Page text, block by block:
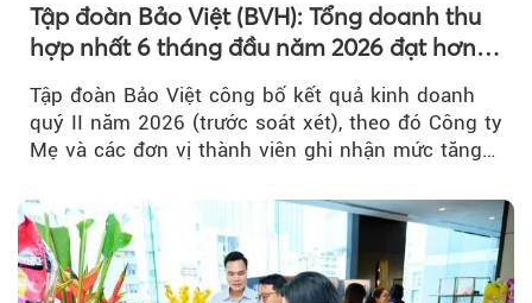
Tập đoàn Bảo Việt (BVH): Tổng doanh thu
hợp nhất 6 tháng đầu năm 2026 đạt hơn
32.000 tỷ đồng, tăng trưởng 9,2%
Tập đoàn Bảo Việt công bố kết quả kinh doanh
quý II năm 2026 (trước soát xét), theo đó Công ty
Mẹ và các đơn vị thành viên ghi nhận mức tăng